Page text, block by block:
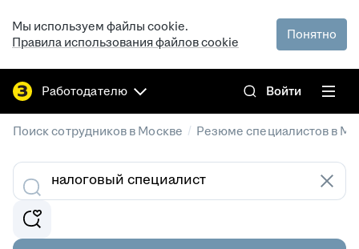
Мы используем файлы cookie.
Правила использования файлов cookie
Понятно
Работодателю Войти
Поиск сотрудников в Москве / Резюме специалистов в